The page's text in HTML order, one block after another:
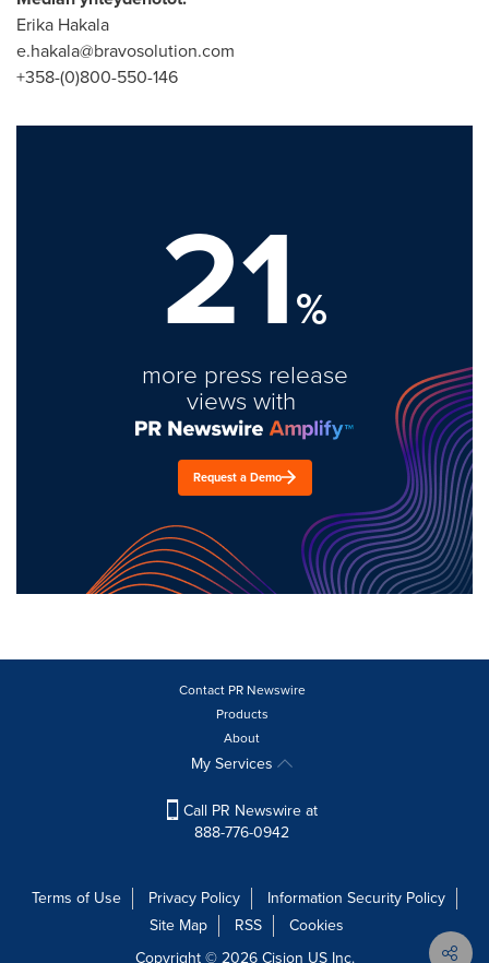
Erika Hakala
e.hakala@bravosolution.com
+358-(0)800-550-146
21%
more press release
views with
Request a Demo
Contact PR Newswire
Products
About
My Services
Call PR Newswire at
888-776-0942
Terms of Use Privacy Policy
Information Security Policy
Site Map
RSS
Cookies
Copyright © 2026Cision US Inc.